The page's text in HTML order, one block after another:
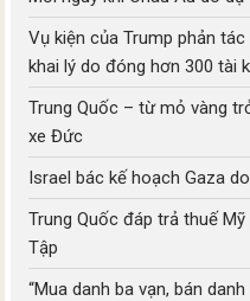
Vụ kiện của Trump phản
khai lý do đóng hơn 300 tài
Trung Quốc – từ mỏ vàng
xe Đức
Israel bác kế hoạch Gaza
Trung Quốc đáp trả thuế
Tập
“Mua danh ba vạn, bán